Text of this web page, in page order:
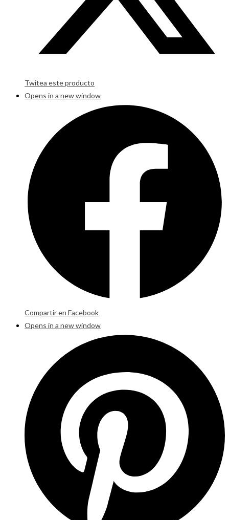
Twitea este producto
Opens in a new window
Compartir en Facebook
Opens in a new window